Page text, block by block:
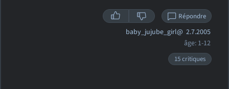
Répondre
baby_jujube_girl@ 2.7.2005
âge: 1-12
15 critiques